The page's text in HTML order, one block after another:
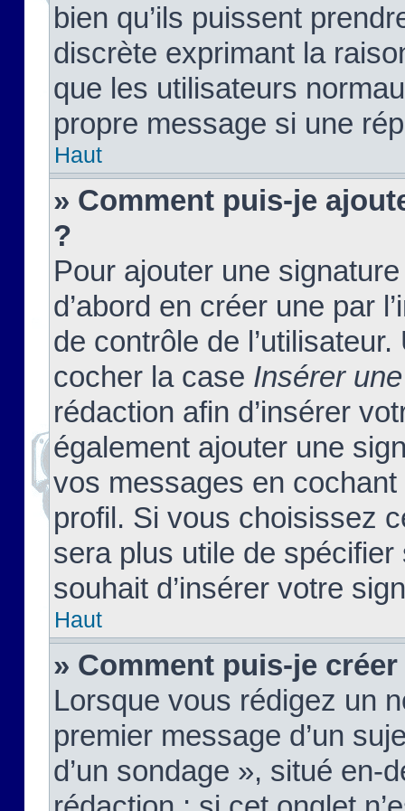
bien qu’ils puissent
discrète exprimant la
que les utilisateurs
propre message si une
Haut
» Comment puis-je
?
Pour ajouter une
d’abord en créer une par
de contrôle de
cocher la case Insérer
rédaction afin d’insérer
également ajouter une
vos messages en
profil. Si vous choisissez
sera plus utile de
souhait d’insérer votre
Haut
» Comment puis-je
Lorsque vous rédigez un
premier message d’un
d’un sondage », situé en-